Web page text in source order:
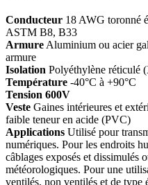
Conducteur 18 AWG toronné
ASTM B8, B33
Armure Aluminium ou acier
armure
Isolation Polyéthylène réticulé
Température -40°C à +90°C
Tension 600V
Veste Gaines intérieures et
faible teneur en acide (PVC)
Applications Utilisé pour
numériques. Pour les endroits
câblages exposés et dissimulés
météorologiques. Pour une
ventilés, non ventilés et de type